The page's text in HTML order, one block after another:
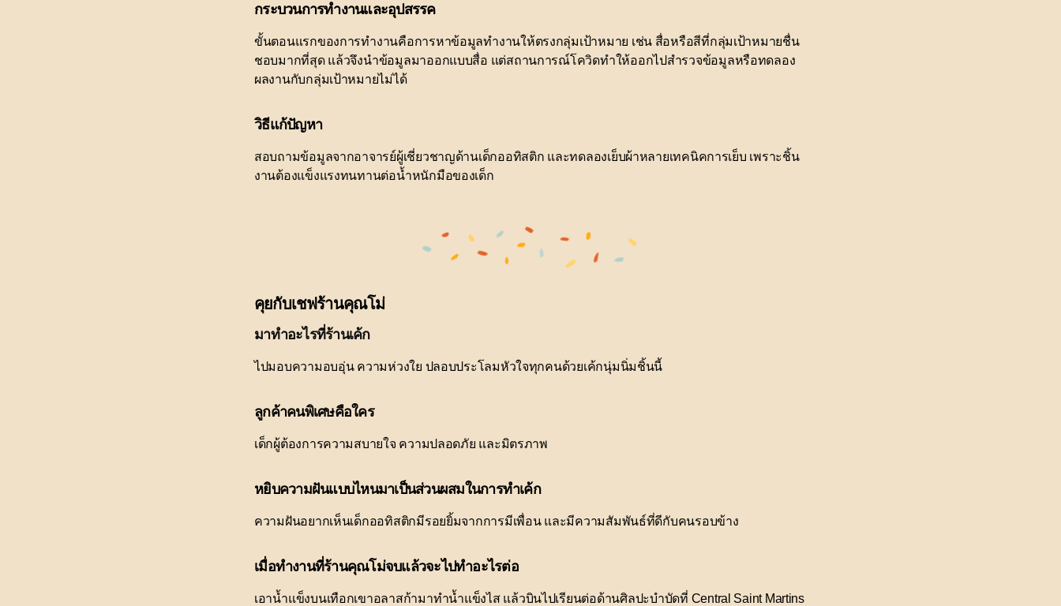
กระบวนการทำงานและอุปสรรค
ขั้นตอนแรกของการทำงานคือการหาข้อมูลทำงานให้ตรงกลุ่มเป้าหมาย เช่น สื่อหรือสีที่กลุ่มเป้าหมายชื่น
ชอบมากที่สุด แล้วจึงนำข้อมูลมาออกแบบสื่อ แต่สถานการณ์โควิดทำให้ออกไปสำรวจข้อมูลหรือทดลอง
ผลงานกับกลุ่มเป้าหมายไม่ได้
วิธีแก้ปัญหา
สอบถามข้อมูลจากอาจารย์ผู้เชี่ยวชาญด้านเด็กออทิสติก และทดลองเย็บผ้าหลายเทคนิคการเย็บ เพราะชิ้น
งานต้องแข็งแรงทนทานต่อน้ำหนักมือของเด็ก
คุยกับเชฟร้านคุณโม่
มาทำอะไรที่ร้านเค้ก
ไปมอบความอบอุ่น ความห่วงใย ปลอบประโลมหัวใจทุกคนด้วยเค้กนุ่มนิ่มชิ้นนี้
ลูกค้าคนพิเศษคือใคร
เด็กผู้ต้องการความสบายใจ ความปลอดภัย และมิตรภาพ
หยิบความฝันแบบไหนมาเป็นส่วนผสมในการทำเค้ก
ความฝันอยากเห็นเด็กออทิสติกมีรอยยิ้มจากการมีเพื่อน และมีความสัมพันธ์ที่ดีกับคนรอบข้าง
เมื่อทำงานที่ร้านคุณโม่จบแล้วจะไปทำอะไรต่อ
เอาน้ำแข็งบนเทือกเขาอลาสก้ามาทำน้ำแข็งไส แล้วบินไปเรียนต่อด้านศิลปะบำบัดที่ Central Saint Martins